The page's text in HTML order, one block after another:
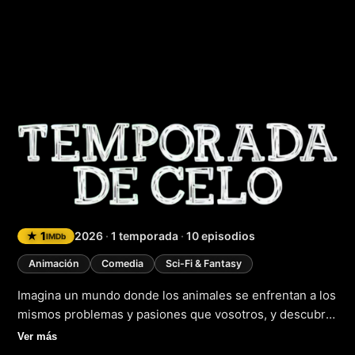
Temporada de celo
★ 1IMDb 2026 · 1 temporada · 10 episodios
Animación Comedia Sci-Fi & Fantasy
Imagina un mundo donde los animales se enfrentan a los
mismos problemas y pasiones que vosotros, y descubre
la última creación de los geniales cerebros detrás de
Ver más